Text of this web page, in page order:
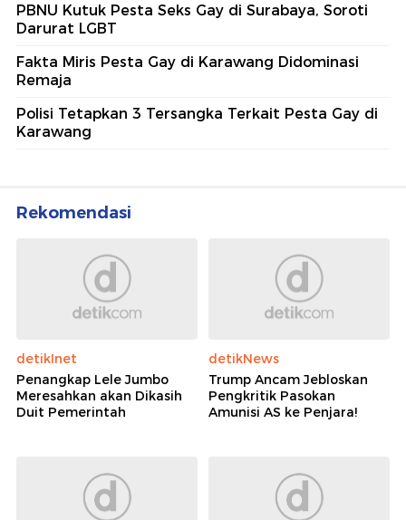
PBNU Kutuk Pesta Seks Gay di Surabaya, Soroti
Darurat LGBT
Fakta Miris Pesta Gay di Karawang Didominasi
Remaja
Polisi Tetapkan 3 Tersangka Terkait Pesta Gay di
Karawang
Rekomendasi
detikInet
Penangkap Lele Jumbo
Meresahkan akan Dikasih
Duit Pemerintah
detikNews
Trump Ancam Jebloskan
Pengkritik Pasokan
Amunisi AS ke Penjara!